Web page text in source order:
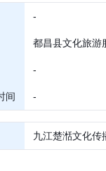
-
都昌县文化旅游
-
间 -
九江楚湉文化传